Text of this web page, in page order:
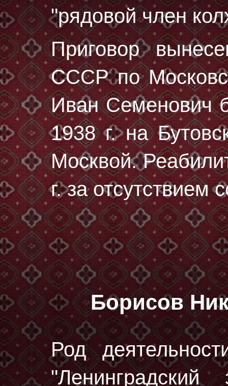
"рядовой член
Приговор
СССР по
Иван Семенович
1938 г.на
Москвой.
г. за отсутствием
Борисов
Род